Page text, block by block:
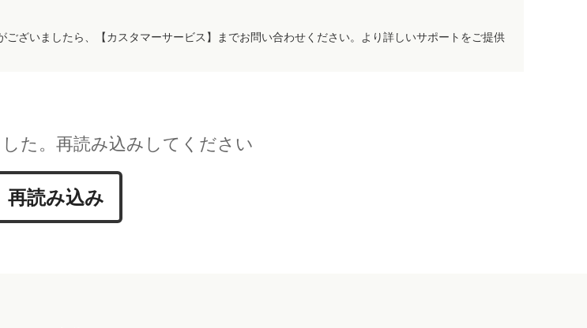
ざいましたら、【カスタマーサービス】までお問い合わせください。より詳しいサポートをご提供
た。再読み込みしてください
再読み込み